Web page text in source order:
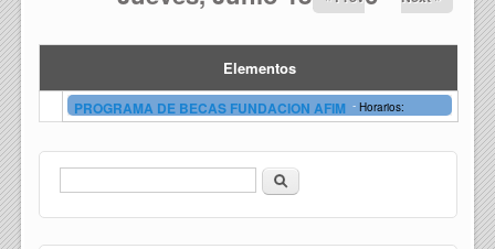
Elementos
PROGRAMA DE BECAS FUNDACION AFIM - Horarios:
Formulario de búsqueda
Buscar